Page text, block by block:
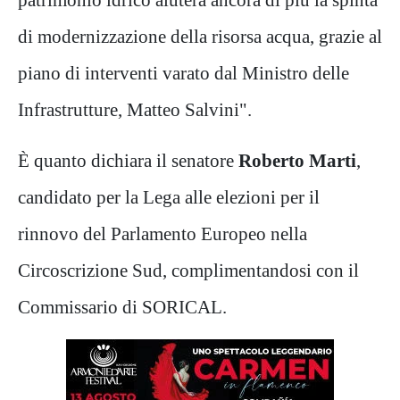
di modernizzazione della risorsa acqua, grazie al
piano di interventi varato dal Ministro delle
Infrastrutture, Matteo Salvini".
È quanto dichiara il senatore Roberto Marti,
candidato per la Lega alle elezioni per il
rinnovo del Parlamento Europeo nella
Circoscrizione Sud, complimentandosi con il
Commissario di SORICAL.